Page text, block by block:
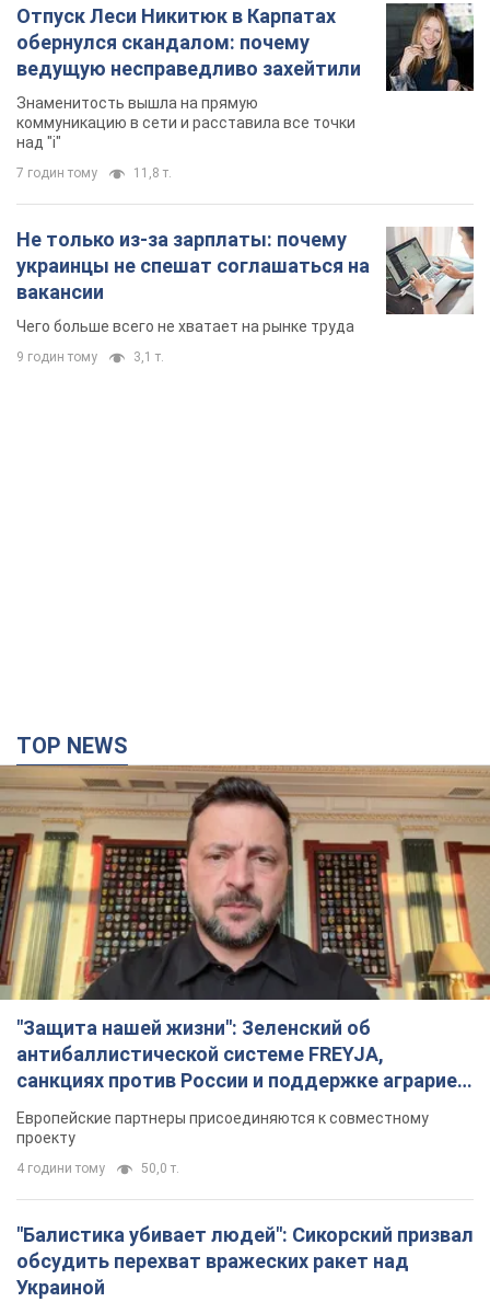
Отпуск Леси Никитюк в Карпатах
обернулся скандалом: почему
ведущую несправедливо захейтили
Знаменитость вышла на прямую
коммуникацию в сети и расставила все точки
над "i"
7 годин тому 11,8 т.
Не только из-за зарплаты: почему
украинцы не спешат соглашаться на
вакансии
Чего больше всего не хватает на рынке труда
9 годин тому 3,1 т.
TOP NEWS
"Защита нашей жизни": Зеленский об
антибаллистической системе FREYJA,
санкциях против России и поддержке аграриев.
Видео
Европейские партнеры присоединяются к совместному
проекту
4 години тому 50,0 т.
"Балистика убивает людей": Сикорский призвал
обсудить перехват вражеских ракет над
Украиной